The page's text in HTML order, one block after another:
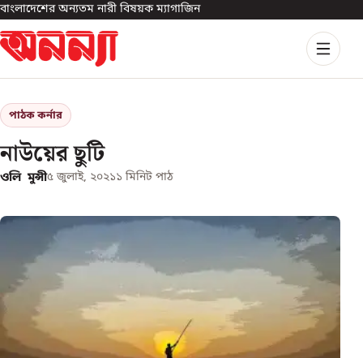
বাংলাদেশের অন্যতম নারী বিষয়ক ম্যাগাজিন
পাঠক কর্নার
নাউয়ের ছুটি
ওলি মুন্সী৫ জুলাই, ২০২১১ মিনিট পাঠ